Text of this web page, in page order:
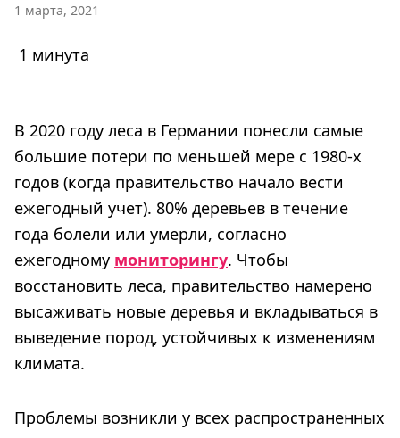
1 марта, 2021
1 минута
В 2020 году леса в Германии понесли самые
большие потери по меньшей мере с 1980-х
годов (когда правительство начало вести
ежегодный учет). 80% деревьев в течение
года болели или умерли, согласно
ежегодному мониторингу. Чтобы
восстановить леса, правительство намерено
высаживать новые деревья и вкладываться в
выведение пород, устойчивых к изменениям
климата.
Проблемы возникли у всех распространенных